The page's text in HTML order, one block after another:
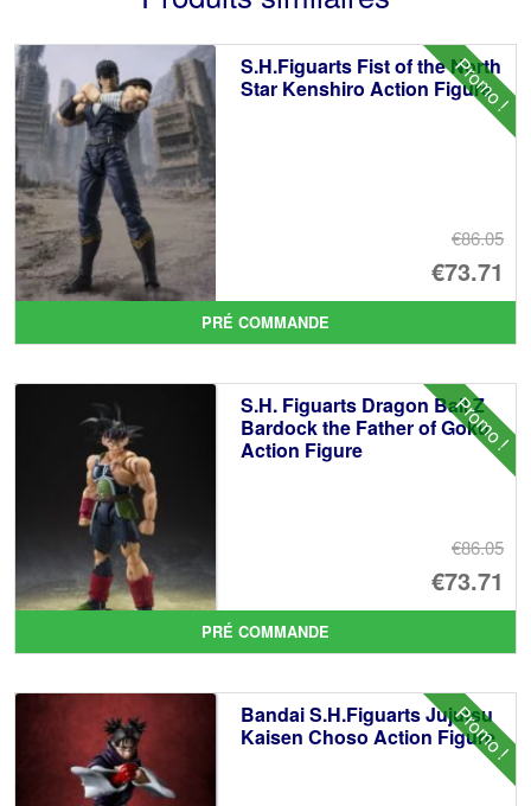
Promo !
S.H.Figuarts Fist of the North
Star Kenshiro Action Figure
€86.05
€73.71
Le
PRÉ COMMANDE
Promo !
S.H. Figuarts Dragon Ball Z
Bardock the Father of Goku
Action Figure
€86.05
€73.71
Le
PRÉ COMMANDE
Promo !
Bandai S.H.Figuarts Jujutsu
Kaisen Choso Action Figure